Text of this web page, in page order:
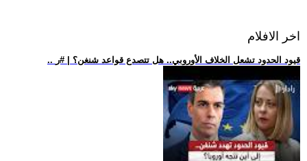
اخر الافلام
.. قيود الحدود تشعل الخلاف الأوروبي.. هل تتصدع قواعد شنغن؟ | #ر